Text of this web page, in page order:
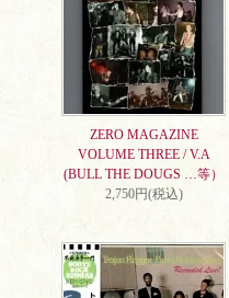
ZERO MAGAZINE
VOLUME THREE / V.A
(BULL THE DOUGS …等）
2,750円(税込)